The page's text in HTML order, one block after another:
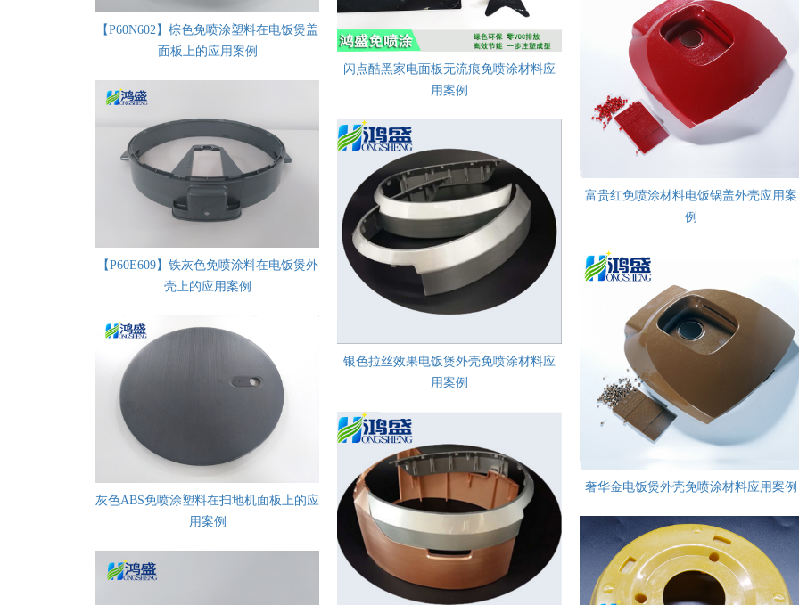
【P60N602】棕色免喷涂塑料在电饭煲盖
面板上的应用案例
【P60E609】铁灰色免喷涂料在电饭煲外
壳上的应用案例
灰色ABS免喷涂塑料在扫地机面板上的应
用案例
闪点酷黑家电面板无流痕免喷涂材料应
用案例
银色拉丝效果电饭煲外壳免喷涂材料应
用案例
富贵红免喷涂材料电饭锅盖外壳应用案
例
奢华金电饭煲外壳免喷涂材料应用案例